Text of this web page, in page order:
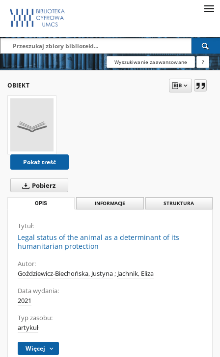
Wyszukiwanie zaawansowane ?
OBIEKT
Pokaż treść
Pobierz
OPIS INFORMACJE STRUKTURA
Tytuł:
Legal status of the animal as a determinant of its
humanitarian protection
Autor:
Goździewicz-Biechońska, Justyna; Jachnik, Eliza
Data wydania:
2021
Typ zasobu:
artykuł
Więcej